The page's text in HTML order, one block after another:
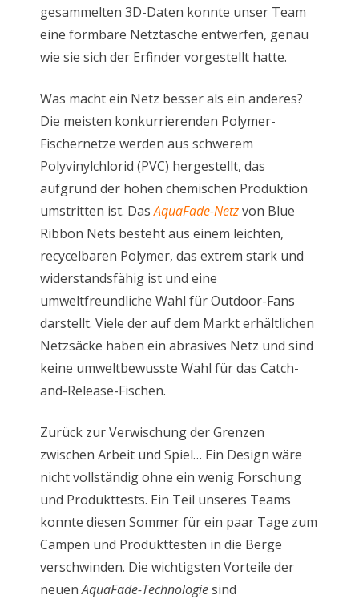
gesammelten 3D-Daten konnte unser Team
eine formbare Netztasche entwerfen, genau
wie sie sich der Erfinder vorgestellt hatte.
Was macht ein Netz besser als ein anderes?
Die meisten konkurrierenden Polymer-
Fischernetze werden aus schwerem
Polyvinylchlorid (PVC) hergestellt, das
aufgrund der hohen chemischen Produktion
umstritten ist. DasAquaFade-Netzvon Blue
Ribbon Nets besteht aus einem leichten,
recycelbaren Polymer, das extrem stark und
widerstandsfähig ist und eine
umweltfreundliche Wahl für Outdoor-Fans
darstellt. Viele der auf dem Markt erhältlichen
Netzsäcke haben ein abrasives Netz und sind
keine umweltbewusste Wahl für das Catch-
and-Release-Fischen.
Zurück zur Verwischung der Grenzen
zwischen Arbeit und Spiel… Ein Design wäre
nicht vollständig ohne ein wenig Forschung
und Produkttests. Ein Teil unseres Teams
konnte diesen Sommer für ein paar Tage zum
Campen und Produkttesten in die Berge
verschwinden. Die wichtigsten Vorteile der
neuenAquaFade-Technologiesind